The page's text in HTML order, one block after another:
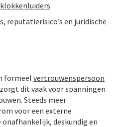
reputatierisico’s en juridische
formeel vertrouwenspersoon
dit vaak voor spanningen
Steeds meer
voor een externe
deskundig en